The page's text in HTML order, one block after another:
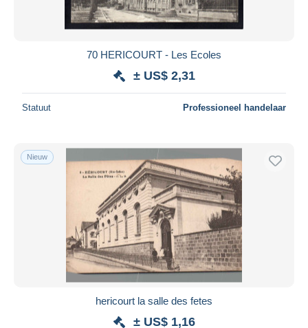
70 HERICOURT - Les Ecoles
± US$ 2,31
Statuut Professioneel handelaar
Nieuw
hericourt la salle des fetes
± US$ 1,16